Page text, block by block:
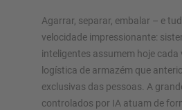
Agarrar, separar, embalar – e
velocidade impressionante:
inteligentes assumem hoje
logística de armazém que
exclusivas das pessoas. A
controlados por IA atuam de